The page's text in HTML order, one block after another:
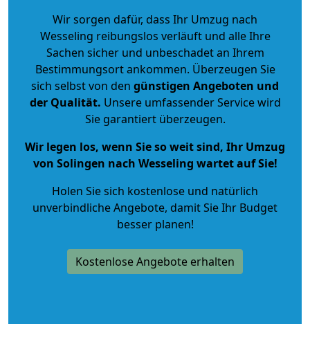
Wir sorgen dafür, dass Ihr Umzug nach
Wesseling reibungslos verläuft und alle Ihre
Sachen sicher und unbeschadet an Ihrem
Bestimmungsort ankommen. Überzeugen Sie
sich selbst von den günstigen Angeboten und
der Qualität. Unsere umfassender Service wird
Sie garantiert überzeugen.
Wir legen los, wenn Sie so weit sind, Ihr Umzug
von Solingen nach Wesseling wartet auf Sie!
Holen Sie sich kostenlose und natürlich
unverbindliche Angebote, damit Sie Ihr Budget
besser planen!
Kostenlose Angebote erhalten